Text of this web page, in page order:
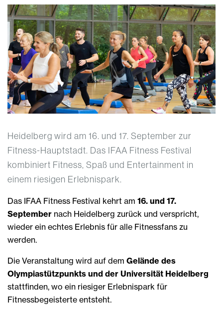
Heidelberg wird am 16. und 17. September zur
Fitness-Hauptstadt. Das IFAA Fitness Festival
kombiniert Fitness, Spaß und Entertainment in
einem riesigen Erlebnispark.
Das IFAA Fitness Festival kehrt am 16. und 17.
September nach Heidelberg zurück und verspricht,
wieder ein echtes Erlebnis für alle Fitnessfans zu
werden.
Die Veranstaltung wird auf dem Gelände des
Olympiastützpunkts und der Universität Heidelberg
stattfinden, wo ein riesiger Erlebnispark für
Fitnessbegeisterte entsteht.